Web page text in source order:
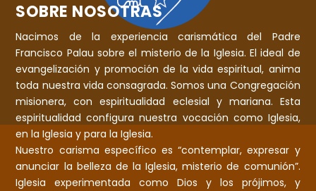
SOBRE NOSOTRAS
Nacimos de la experiencia carismática del Padre
Francisco Palau sobre el misterio de la Iglesia. El ideal de
evangelización y promoción de la vida espiritual, anima
toda nuestra vida consagrada. Somos una Congregación
misionera, con espiritualidad eclesial y mariana. Esta
espiritualidad configura nuestra vocación como Iglesia,
en la Iglesia y para la Iglesia.
Nuestro carisma específico es “contemplar, expresar y
anunciar la belleza de la Iglesia, misterio de comunión”.
Iglesia experimentada como Dios y los prójimos, y